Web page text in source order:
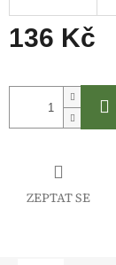
136 Kč
cena:
ZEPTAT SE